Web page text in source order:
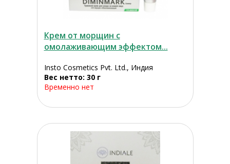
Крем от морщин с
омолаживающим эффектом...
Insto Cosmetics Pvt. Ltd., Индия
Вес нетто: 30 г
Временно нет